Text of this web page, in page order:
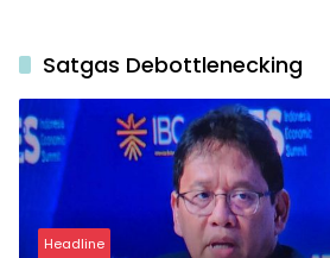
Satgas Debottlenecking
Headline